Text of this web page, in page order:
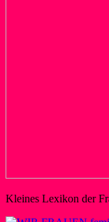
Kleines Lexikon der